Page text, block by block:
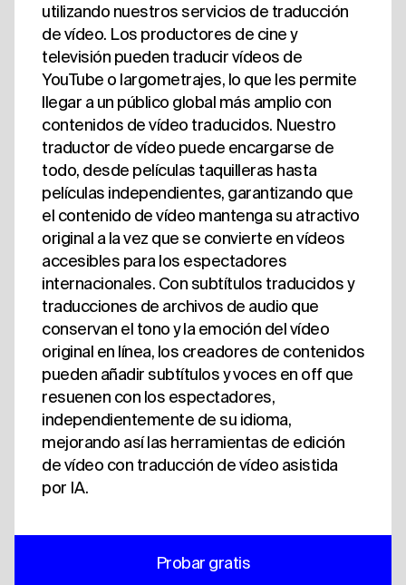
utilizando nuestros servicios de traducción
de vídeo. Los productores de cine y
televisión pueden traducir vídeos de
YouTube o largometrajes, lo que les permite
llegar a un público global más amplio con
contenidos de vídeo traducidos. Nuestro
traductor de vídeo puede encargarse de
todo, desde películas taquilleras hasta
películas independientes, garantizando que
el contenido de vídeo mantenga su atractivo
original a la vez que se convierte en vídeos
accesibles para los espectadores
internacionales. Con subtítulos traducidos y
traducciones de archivos de audio que
conservan el tono y la emoción del vídeo
original en línea, los creadores de contenidos
pueden añadir subtítulos y voces en off que
resuenen con los espectadores,
independientemente de su idioma,
mejorando así las herramientas de edición
de vídeo con traducción de vídeo asistida
por IA.
Probar gratis